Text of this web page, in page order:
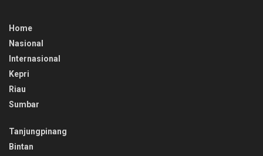
Home
Nasional
Internasional
Kepri
Riau
Sumbar
Tanjungpinang
Bintan